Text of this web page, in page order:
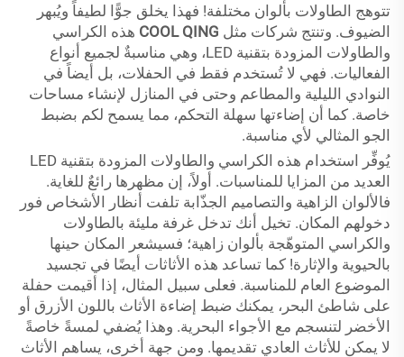
تتوهج الطاولات بألوان مختلفة! فهذا يخلق جوًّا لطيفاً ويُبهر
الضيوف. وتنتج شركات مثل COOL QING هذه الكراسي
والطاولات المزودة بتقنية LED، وهي مناسبةٌ لجميع أنواع
الفعاليات. فهي لا تُستخدم فقط في الحفلات، بل أيضاً في
النوادي الليلية والمطاعم وحتى في المنازل لإنشاء مساحات
خاصة. كما أن إضاءتها سهلة التحكم، مما يسمح لكم بضبط
الجو المثالي لأي مناسبة.
يُوفِّر استخدام هذه الكراسي والطاولات المزودة بتقنية LED
العديد من المزايا للمناسبات. أولاً، إن مظهرها رائعٌ للغاية.
فالألوان الزاهية والتصاميم الجذّابة تلفت أنظار الأشخاص فور
دخولهم المكان. تخيل أنك تدخل غرفة مليئة بالطاولات
والكراسي المتوهّجة بألوان زاهية؛ فسيشعر المكان حينها
بالحيوية والإثارة! كما تساعد هذه الأثاثات أيضًا في تجسيد
الموضوع العام للمناسبة. فعلى سبيل المثال، إذا أقيمت حفلة
على شاطئ البحر، يمكنك ضبط إضاءة الأثاث باللون الأزرق أو
الأخضر لتنسجم مع الأجواء البحرية. وهذا يُضفي لمسةً خاصةً
لا يمكن للأثاث العادي تقديمها. ومن جهة أخرى، يساهم الأثاث